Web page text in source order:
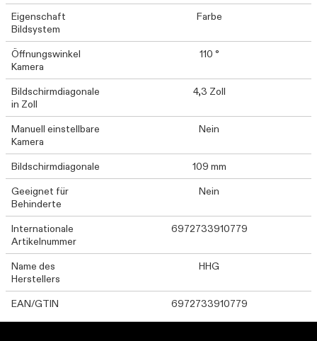
Eigenschaft
Bildsystem
Farbe
Öffnungswinkel
Kamera
110 °
Bildschirmdiagonale
in Zoll
4,3 Zoll
Manuell einstellbare
Kamera
Nein
Bildschirmdiagonale
109 mm
Geeignet für
Behinderte
Nein
Internationale
Artikelnummer
6972733910779
Name des
Herstellers
HHG
EAN/GTIN 6972733910779